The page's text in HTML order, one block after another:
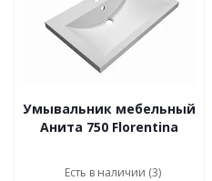
Умывальник мебельный
Анита 750 Florentina
Есть в наличии (3)